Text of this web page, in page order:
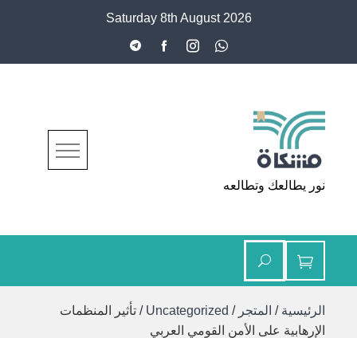
Saturday 8th August 2026
مشكاة
نور يطالعك وتطالعه
الرئيسية / المتجر /
Uncategorized / تأثير المنظمات
الإرهابية على الأمن القومي العربي